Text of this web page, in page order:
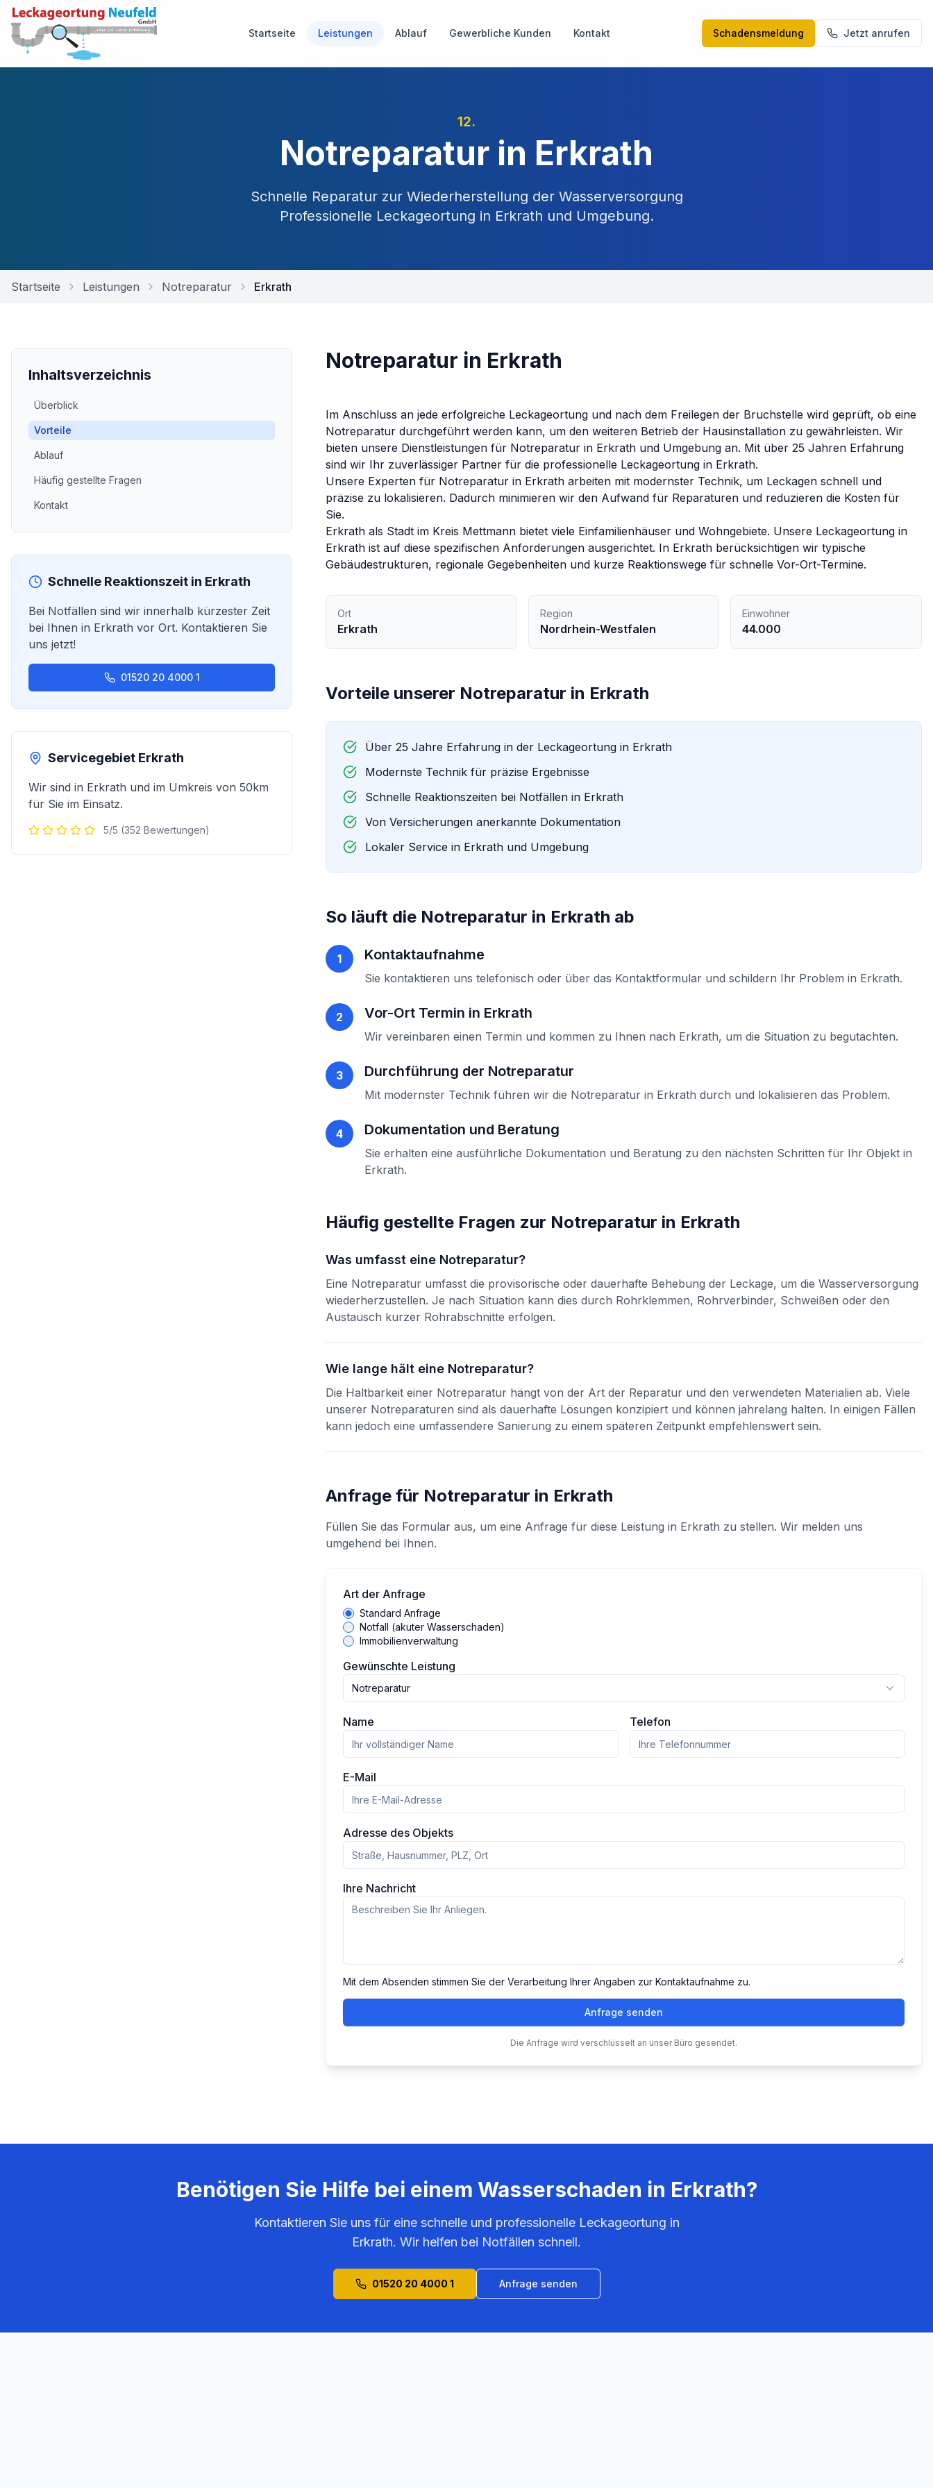
Startseite Leistungen Ablauf Gewerbliche Kunden Kontakt Schadensmeldung Jetzt anrufen
12.
Notreparatur in Erkrath
Schnelle Reparatur zur Wiederherstellung der Wasserversorgung
Professionelle Leckageortung in Erkrath und Umgebung.
Startseite Leistungen Notreparatur Erkrath
Inhaltsverzeichnis
Überblick
Vorteile
Ablauf
Häufig gestellte Fragen
Kontakt
Schnelle Reaktionszeit in Erkrath
Bei Notfällen sind wir innerhalb kürzester Zeit
bei Ihnen in Erkrath vor Ort. Kontaktieren Sie
uns jetzt!
01520 20 4000 1
Servicegebiet Erkrath
Wir sind in Erkrath und im Umkreis von 50km
für Sie im Einsatz.
5/5 (352 Bewertungen)
Notreparatur in Erkrath
Im Anschluss an jede erfolgreiche Leckageortung und nach dem Freilegen der Bruchstelle wird geprüft, ob eine
Notreparatur durchgeführt werden kann, um den weiteren Betrieb der Hausinstallation zu gewährleisten. Wir
bieten unsere Dienstleistungen für Notreparatur in Erkrath und Umgebung an. Mit über 25 Jahren Erfahrung
sind wir Ihr zuverlässiger Partner für die professionelle Leckageortung in Erkrath.
Unsere Experten für Notreparatur in Erkrath arbeiten mit modernster Technik, um Leckagen schnell und
präzise zu lokalisieren. Dadurch minimieren wir den Aufwand für Reparaturen und reduzieren die Kosten für
Sie.
Erkrath als Stadt im Kreis Mettmann bietet viele Einfamilienhäuser und Wohngebiete. Unsere Leckageortung in
Erkrath ist auf diese spezifischen Anforderungen ausgerichtet. In Erkrath berücksichtigen wir typische
Gebäudestrukturen, regionale Gegebenheiten und kurze Reaktionswege für schnelle Vor-Ort-Termine.
Ort
Erkrath
Region
Nordrhein-Westfalen
Einwohner
44.000
Vorteile unserer Notreparatur in Erkrath
Über 25 Jahre Erfahrung in der Leckageortung in Erkrath
Modernste Technik für präzise Ergebnisse
Schnelle Reaktionszeiten bei Notfällen in Erkrath
Von Versicherungen anerkannte Dokumentation
Lokaler Service in Erkrath und Umgebung
So läuft die Notreparatur in Erkrath ab
1 Kontaktaufnahme
Sie kontaktieren uns telefonisch oder über das Kontaktformular und schildern Ihr Problem in Erkrath.
2 Vor-Ort Termin in Erkrath
Wir vereinbaren einen Termin und kommen zu Ihnen nach Erkrath, um die Situation zu begutachten.
3 Durchführung der Notreparatur
Mit modernster Technik führen wir die Notreparatur in Erkrath durch und lokalisieren das Problem.
4 Dokumentation und Beratung
Sie erhalten eine ausführliche Dokumentation und Beratung zu den nächsten Schritten für Ihr Objekt in
Erkrath.
Häufig gestellte Fragen zur Notreparatur in Erkrath
Was umfasst eine Notreparatur?
Eine Notreparatur umfasst die provisorische oder dauerhafte Behebung der Leckage, um die Wasserversorgung
wiederherzustellen. Je nach Situation kann dies durch Rohrklemmen, Rohrverbinder, Schweißen oder den
Austausch kurzer Rohrabschnitte erfolgen.
Wie lange hält eine Notreparatur?
Die Haltbarkeit einer Notreparatur hängt von der Art der Reparatur und den verwendeten Materialien ab. Viele
unserer Notreparaturen sind als dauerhafte Lösungen konzipiert und können jahrelang halten. In einigen Fällen
kann jedoch eine umfassendere Sanierung zu einem späteren Zeitpunkt empfehlenswert sein.
Anfrage für Notreparatur in Erkrath
Füllen Sie das Formular aus, um eine Anfrage für diese Leistung in Erkrath zu stellen. Wir melden uns
umgehend bei Ihnen.
Art der Anfrage
Standard Anfrage
Notfall (akuter Wasserschaden)
Immobilienverwaltung
Gewünschte Leistung
Notreparatur
Name Telefon
E-Mail
Adresse des Objekts
Ihre Nachricht
Mit dem Absenden stimmen Sie der Verarbeitung Ihrer Angaben zur Kontaktaufnahme zu.
Anfrage senden
Die Anfrage wird verschlüsselt an unser Büro gesendet.
Benötigen Sie Hilfe bei einem Wasserschaden in Erkrath?
Kontaktieren Sie uns für eine schnelle und professionelle Leckageortung in
Erkrath. Wir helfen bei Notfällen schnell.
01520 20 4000 1 Anfrage senden